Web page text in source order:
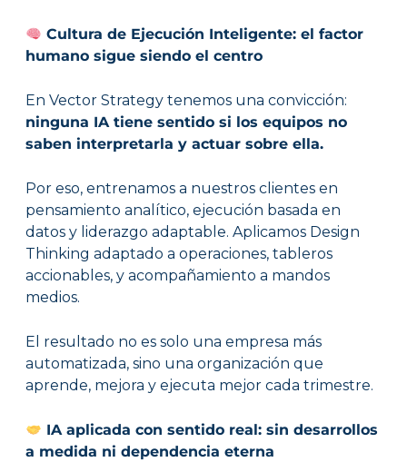
Cultura de Ejecución Inteligente: el factor
humano sigue siendo el centro
En Vector Strategy tenemos una convicción:
ninguna IA tiene sentido si los equipos no
saben interpretarla y actuar sobre ella.
Por eso, entrenamos a nuestros clientes en
pensamiento analítico, ejecución basada en
datos y liderazgo adaptable. Aplicamos Design
Thinking adaptado a operaciones, tableros
accionables, y acompañamiento a mandos
medios.
El resultado no es solo una empresa más
automatizada, sino una organización que
aprende, mejora y ejecuta mejor cada trimestre.
IA aplicada con sentido real: sin desarrollos
a medida ni dependencia eterna